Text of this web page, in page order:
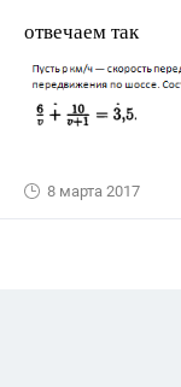
отвечаем так
8 марта 2017